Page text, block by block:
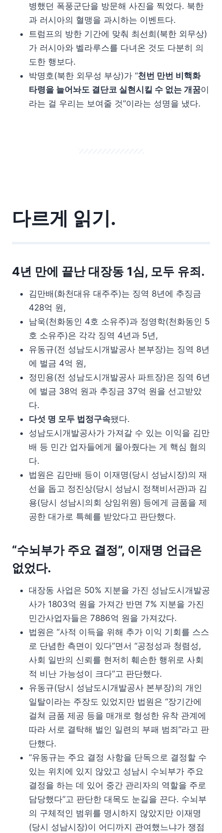
병했던 폭풍군단을 방문해 사진을 찍었다. 북한
과 러시아의 혈맹을 과시하는 이벤트다.
트럼프의 방한 기간에 맞춰 최선희(북한 외무상)
가 러시아와 벨라루스를 다녀온 것도 다분히 의
도한 행보다.
박명호(북한 외무성 부상)가 “천번 만번 비핵화
타령을 늘어놔도 결단코 실현시킬 수 없는 개꿈이
라는 걸 우리는 보여줄 것”이라는 성명을 냈다.
다르게 읽기.
4년 만에 끝난 대장동 1심, 모두 유죄.
김만배(화천대유 대주주)는 징역 8년에 추징금
428억 원,
남욱(천화동인 4호 소유주)과 정영학(천화동인 5
호 소유주)은 각각 징역 4년과 5년,
유동규(전 성남도시개발공사 본부장)는 징역 8년
에 벌금 4억 원,
정민용(전 성남도시개발공사 파트장)은 징역 6년
에 벌금 38억 원과 추징금 37억 원을 선고받았
다.
다섯 명 모두 법정구속됐다.
성남도시개발공사가 가져갈 수 있는 이익을 김만
배 등 민간 업자들에게 몰아줬다는 게 핵심 혐의
다.
법원은 김만배 등이 이재명(당시 성남시장)의 재
선을 돕고 정진상(당시 성남시 정책비서관)과 김
용(당시 성남시의회 상임위원) 등에게 금품을 제
공한 대가로 특혜를 받았다고 판단했다.
“수뇌부가 주요 결정”, 이재명 언급은
없었다.
대장동 사업은 50% 지분을 가진 성남도시개발공
사가 1803억 원을 가져간 반면 7% 지분을 가진
민간사업자들은 7886억 원을 가져갔다.
법원은 “사적 이득을 위해 추가 이익 기회를 스스
로 단념한 측면이 있다”면서 “공정성과 청렴성,
사회 일반의 신뢰를 현저히 훼손한 행위로 사회
적 비난 가능성이 크다”고 판단했다.
유동규(당시 성남도시개발공사 본부장)의 개인
일탈이라는 주장도 있었지만 법원은 “장기간에
걸쳐 금품 제공 등을 매개로 형성한 유착 관계에
따라 서로 결탁해 벌인 일련의 부패 범죄”라고 판
단했다.
“유동규는 주요 결정 사항을 단독으로 결정할 수
있는 위치에 있지 않았고 성남시 수뇌부가 주요
결정을 하는 데 있어 중간 관리자의 역할을 주로
담당했다”고 판단한 대목도 눈길을 끈다. 수뇌부
의 구체적인 범위를 명시하지 않았지만 이재명
(당시 성남시장)이 어디까지 관여했느냐가 쟁점